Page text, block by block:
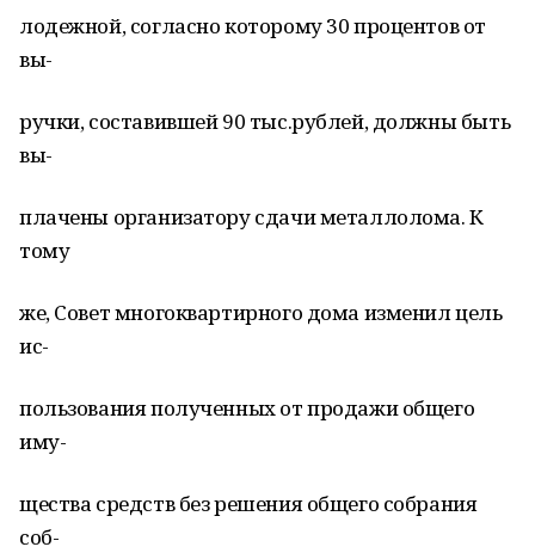
лодежной, согласно которому 30 процентов от
вы-
ручки, составившей 90 тыс.рублей, должны быть
вы-
плачены организатору сдачи металлолома. К
тому
же, Совет многоквартирного дома изменил цель
ис-
пользования полученных от продажи общего
иму-
щества средств без решения общего собрания
соб-